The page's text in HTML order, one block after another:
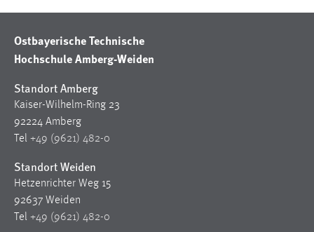
Ostbayerische Technische
Hochschule Amberg-Weiden
Standort Amberg
Kaiser-Wilhelm-Ring 23
92224 Amberg
Tel +49 (9621) 482-0
Standort Weiden
Hetzenrichter Weg 15
92637 Weiden
Tel +49 (9621) 482-0